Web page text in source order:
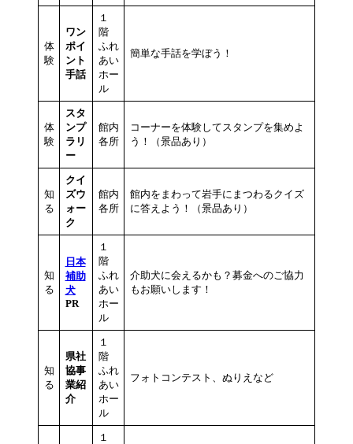
体
験
ワン
ポイ
ント
手話
１
階
ふれ
あい
ホー
ル
簡単な手話を学ぼう！
体
験
スタ
ンプ
ラリ
ー
館内
各所
コーナーを体験してスタンプを集めよ
う！（景品あり）
知
る
クイ
ズウ
ォー
ク
館内
各所
館内をまわって岩手にまつわるクイズ
に答えよう！（景品あり）
知
る
日本
補助
犬
PR
１
階
ふれ
あい
ホー
ル
介助犬に会えるかも？募金へのご協力
もお願いします！
知
る
県社
協事
業紹
介
１
階
ふれ
あい
ホー
ル
フォトコンテスト、ぬりえなど
１